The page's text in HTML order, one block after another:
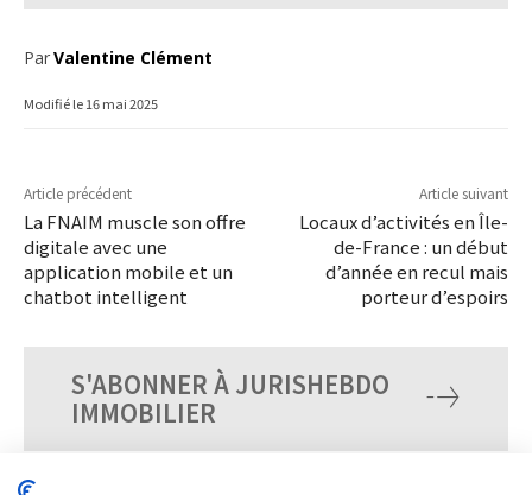
ParValentine Clément
Modifié le16 mai 2025
Article précédent
La FNAIM muscle son offre
digitale avec une
application mobile et un
chatbot intelligent
Article suivant
Locaux d’activités en Île-
de-France : un début
d’année en recul mais
porteur d’espoirs
S'ABONNER À JURISHEBDO
IMMOBILIER